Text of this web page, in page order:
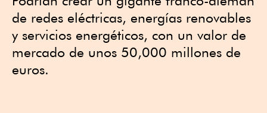
de redes eléctricas, energías renovables
y servicios energéticos, con un valor de
mercado de unos 50,000 millones de
euros.